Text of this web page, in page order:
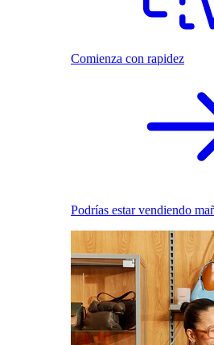
Comienza con rapidez
Podrías estar vendiendo